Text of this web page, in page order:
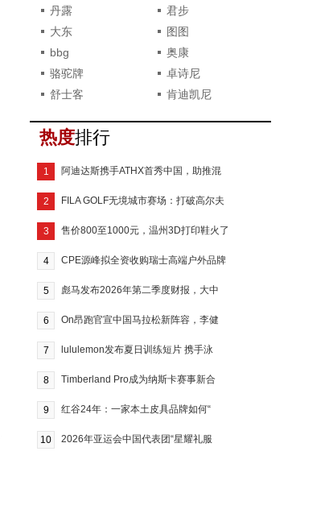
丹露
君步
大东
图图
bbg
奥康
骆驼牌
卓诗尼
舒士客
肯迪凯尼
热度排行
1 阿迪达斯携手ATHX首秀中国，助推混
2 FILA GOLF无境城市赛场：打破高尔夫
3 售价800至1000元，温州3D打印鞋火了
4 CPE源峰拟全资收购瑞士高端户外品牌
5 彪马发布2026年第二季度财报，大中
6 On昂跑官宣中国马拉松新阵容，李健
7 lululemon发布夏日训练短片 携手泳
8 Timberland Pro成为纳斯卡赛事新合
9 红谷24年：一家本土皮具品牌如何“
10 2026年亚运会中国代表团“星耀礼服